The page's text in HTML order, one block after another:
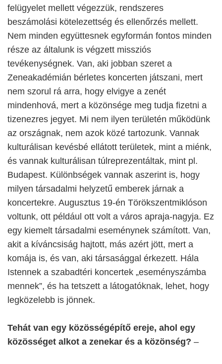
felügyelet mellett végezzük, rendszeres
beszámolási kötelezettség és ellenőrzés mellett.
Nem minden együttesnek egyformán fontos minden
része az általunk is végzett missziós
tevékenységnek. Van, aki jobban szeret a
Zeneakadémián bérletes koncerten játszani, mert
nem szorul rá arra, hogy elvigye a zenét
mindenhová, mert a közönsége meg tudja fizetni a
tizenezres jegyet. Mi nem ilyen területén működünk
az országnak, nem azok közé tartozunk. Vannak
kulturálisan kevésbé ellátott területek, mint a miénk,
és vannak kulturálisan túlreprezentáltak, mint pl.
Budapest. Különbségek vannak aszerint is, hogy
milyen társadalmi helyzetű emberek járnak a
koncertekre. Augusztus 19-én Törökszentmiklóson
voltunk, ott például ott volt a város apraja-nagyja. Ez
egy kiemelt társadalmi eseménynek számított. Van,
akit a kíváncsiság hajtott, más azért jött, mert a
komája is, és van, aki társasággal érkezett. Hála
Istennek a szabadtéri koncertek „eseményszámba
mennek”, és ha tetszett a látogatóknak, lehet, hogy
legközelebb is jönnek.
Tehát van egy közösségépítő ereje, ahol egy
közösséget alkot a zenekar és a közönség? –